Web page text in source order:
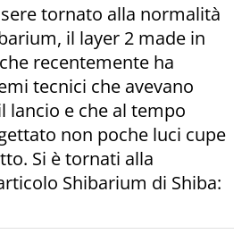
tornato alla normalità
il layer 2 made in
recentemente ha
tecnici che avevano
lancio e che al tempo
non poche luci cupe
Si è tornati alla
Shibarium di Shiba: